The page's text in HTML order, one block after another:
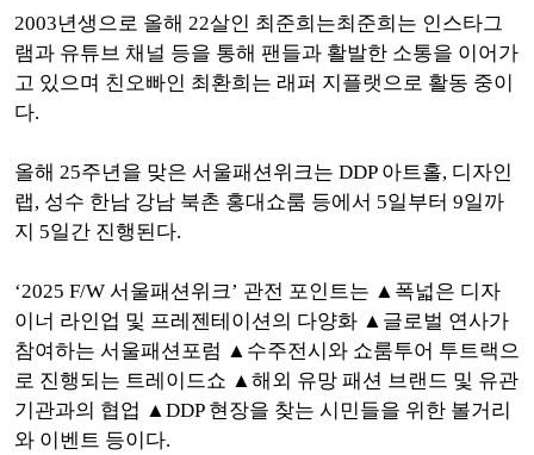
2003년생으로 올해 22살인 최준희는최준희는 인스타그
램과 유튜브 채널 등을 통해 팬들과 활발한 소통을 이어가
고 있으며 친오빠인 최환희는 래퍼 지플랫으로 활동 중이
다.
올해 25주년을 맞은 서울패션위크는 DDP 아트홀, 디자인
랩, 성수 한남 강남 북촌 홍대쇼룸 등에서 5일부터 9일까
지 5일간 진행된다.
‘2025 F/W 서울패션위크’ 관전 포인트는 ▲폭넓은 디자
이너 라인업 및 프레젠테이션의 다양화 ▲글로벌 연사가
참여하는 서울패션포럼 ▲수주전시와 쇼룸투어 투트랙으
로 진행되는 트레이드쇼 ▲해외 유망 패션 브랜드 및 유관
기관과의 협업 ▲DDP 현장을 찾는 시민들을 위한 볼거리
와 이벤트 등이다.